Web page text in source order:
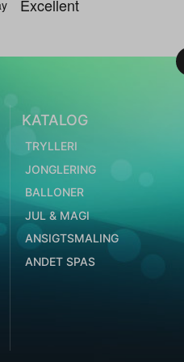
KATALOG
TRYLLERI
JONGLERING
BALLONER
JUL & MAGI
ANSIGTSMALING
ANDET SPAS